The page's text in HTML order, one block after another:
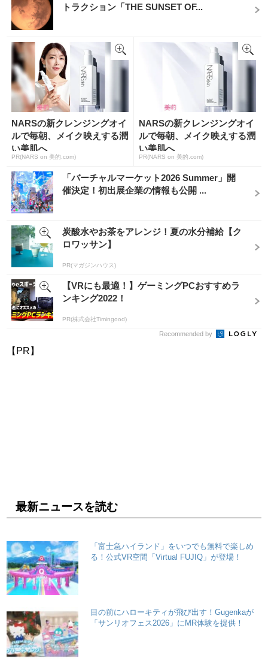
トラクション「THE SUNSET OF...
NARSの新クレンジングオイ
ルで毎朝、メイク映えする潤
い美肌へ
PR(NARS on 美的.com)
NARSの新クレンジングオイ
ルで毎朝、メイク映えする潤
い美肌へ
PR(NARS on 美的.com)
「バーチャルマーケット2026 Summer」開
催決定！初出展企業の情報も公開 ...
炭酸水やお茶をアレンジ！夏の水分補給【ク
ロワッサン】
PR(マガジンハウス)
【VRにも最適！】ゲーミングPCおすすめラ
ンキング2022！
PR(株式会社Timingood)
Recommended by
【PR】
最新ニュースを読む
「富士急ハイランド」をいつでも無料で楽しめ
る！公式VR空間「Virtual FUJIQ」が登場！
目の前にハローキティが飛び出す！Gugenkaが
「サンリオフェス2026」にMR体験を提供！